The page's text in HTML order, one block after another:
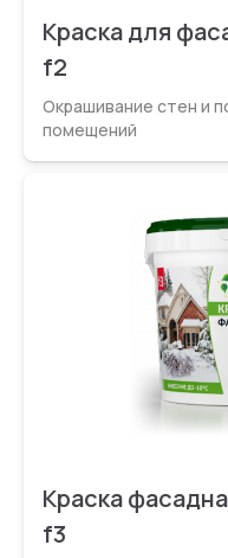
Краска для
f2
Окрашивание стен и
помещений
Краска
f3